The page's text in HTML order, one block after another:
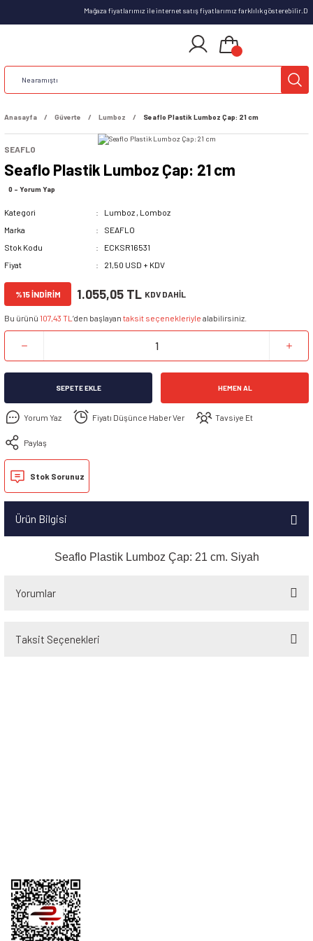
Mağaza fiyatlarımız ile internet satış fiyatlarımız farklılık
Anasayfa Güverte Lumboz Seaflo Plastik Lumboz Çap: 21 cm
SEAFLO
Seaflo Plastik Lumboz Çap: 21 cm
0 - Yorum Yap
Kategori Lumboz , Lomboz
Marka
SEAFLO
Stok Kodu
ECKSR16531
Fiyat
21,50 USD + KDV
%15 İNDİRİM 1.055,05 TL KDV DAHİL
Bu ürünü 107,43 TL ’den başlayan taksit seçenekleriyle alabilirsiniz.
SEPETE EKLE HEMEN AL
Yorum Yaz Fiyatı Düşünce Haber Ver Tavsiye Et
Paylaş
Stok Sorunuz
Ürün Bilgisi
Seaflo Plastik Lumboz Çap: 21 cm. Siyah
Yorumlar
Taksit Seçenekleri